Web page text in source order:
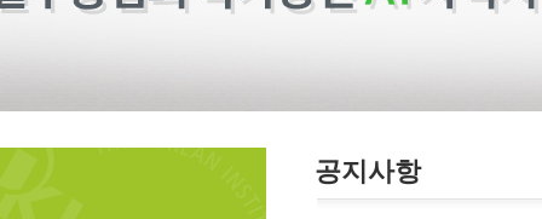
공지사항